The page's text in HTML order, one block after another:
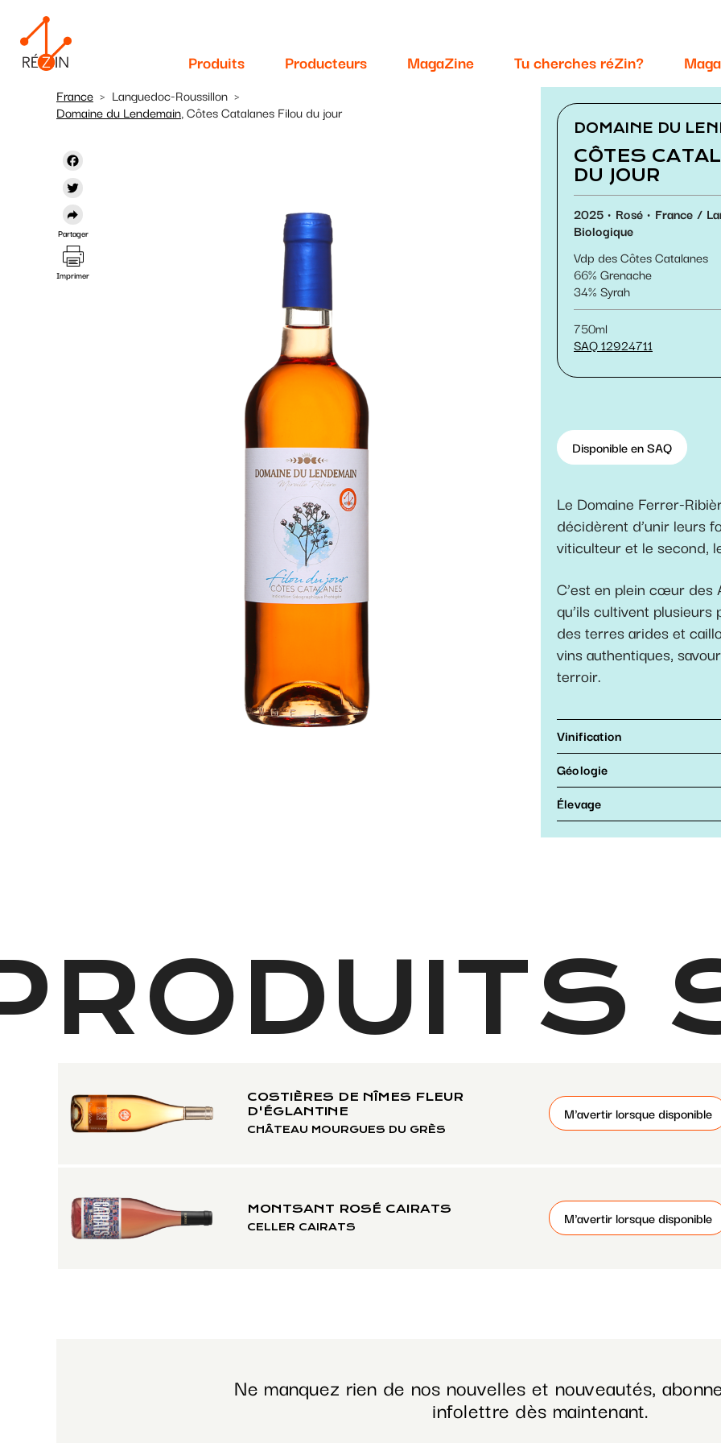
contenu
principal
Produits Producteurs MagaZine Tu cherches réZin?
France
Languedoc-Roussillon
Domaine du Lendemain, Côtes Catalanes Filou du jour
Partager
Imprimer
DOMAINE DU
CÔTES
DU JOUR
2025 Rosé France
Biologique
Vdp des Côtes Catalanes
66
Grenache
34
Syrah
750ml
SAQ 12924711
Disponible en SAQ
Le Domaine Ferrer-
décidèrent d’unir leurs
viticulteur et le second,
C’est en plein cœur des
qu’ils cultivent
des terres arides et
vins authentiques,
terroir.
Vinification
Géologie
Élevage
COSTIÈRES DE NÎMES FLEUR
D'ÉGLANTINE
CHÂTEAU MOURGUES DU GRÈS
M'avertir lorsque disponible
MONTSANT ROSÉ CAIRATS
CELLER CAIRATS M'avertir lorsque disponible
Ne manquez rien de nos nouvelles et nouveautés,
infolettre dès maintenant.